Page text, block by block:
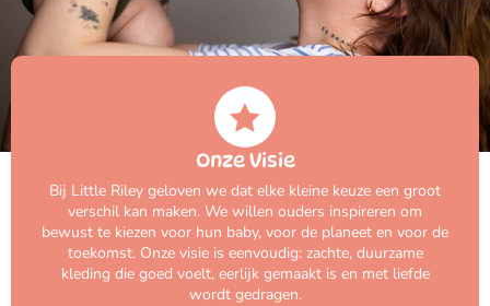
Onze Visie
Bij Little Riley geloven we dat elke kleine keuze een groot
verschil kan maken. We willen ouders inspireren om
bewust te kiezen voor hun baby, voor de planeet en voor de
toekomst. Onze visie is eenvoudig: zachte, duurzame
kleding die goed voelt, eerlijk gemaakt is en met liefde
wordt gedragen.